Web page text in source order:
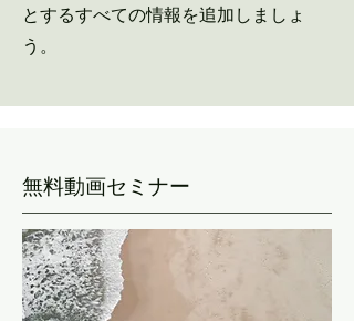
とするすべての情報を追加しましょ
う。
​無料動画セミナー